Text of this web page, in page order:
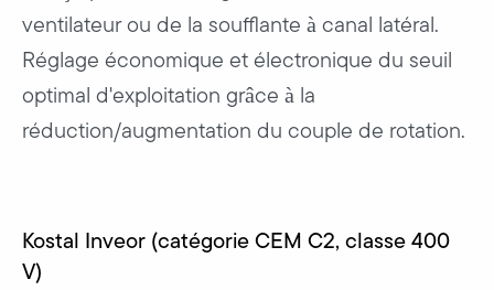
ventilateur ou de la soufflante à canal latéral.
Réglage économique et électronique du seuil
optimal d'exploitation grâce à la
réduction/augmentation du couple de rotation.
Kostal Inveor (catégorie CEM C2, classe 400
V)